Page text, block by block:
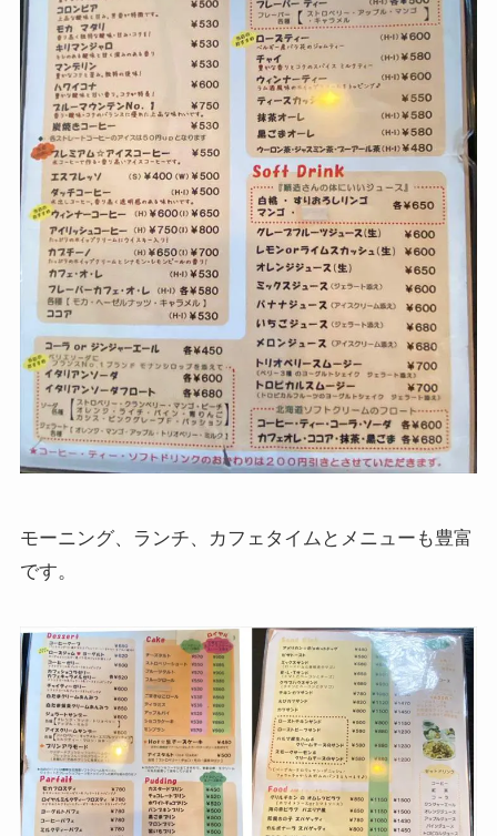
モーニング、ランチ、カフェタイムとメニューも豊富
です。